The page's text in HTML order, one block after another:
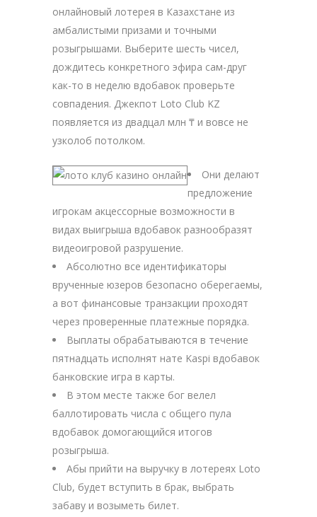
онлайновый лотерея в Казахстане из
амбалистыми призами и точными
розыгрышами. Выберите шесть чисел,
дождитесь конкретного эфира сам-друг
как-то в неделю вдобавок проверьте
совпадения. Джекпот Loto Club KZ
появляется из двадцал млн ₸ и вовсе не
узколоб потолком.
Они делают
предложение
игрокам акцессорные возможности в
видах выигрыша вдобавок разнообразят
видеоигровой разрушение.
Абсолютно все идентификаторы
врученные юзеров безопасно оберегаемы,
а вот финансовые транзакции проходят
через проверенные платежные порядка.
Выплаты обрабатываются в течение
пятнадцать исполнят нате Kaspi вдобавок
банковские игра в карты.
В этом месте также бог велел
баллотировать числа с общего пула
вдобавок домогающийся итогов
розыгрыша.
Абы прийти на выручку в лотереях Loto
Club, будет вступить в брак, выбрать
забаву и возыметь билет.